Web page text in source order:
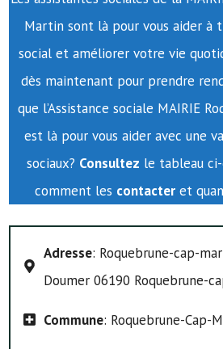
Martin sont là pour vous aider à
social et améliorer votre vie
dès maintenant pour prendre
que l’Assistance sociale MAIRIE
est là pour vous aider avec une
sociaux? Consultez le tableau
comment les contacteret
Adresse: Roquebrune-cap-
Doumer 06190 Roquebrune-
Commune: Roquebrune-Cap-